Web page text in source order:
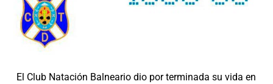
El Club Natación Balneario dio por terminada su vida en